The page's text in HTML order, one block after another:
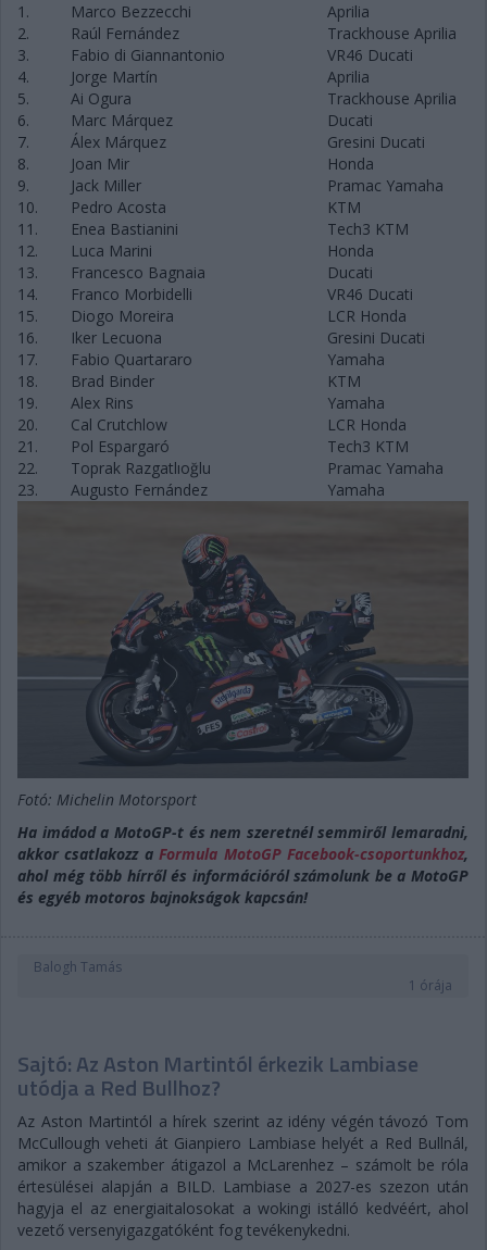
1.
Marco Bezzecchi
Aprilia
2.
Raúl Fernández
Trackhouse Aprilia
3.
Fabio di Giannantonio
VR46 Ducati
4.
Jorge Martín
Aprilia
5.
Ai Ogura
Trackhouse Aprilia
6.
Marc Márquez
Ducati
7.
Álex Márquez
Gresini Ducati
8.
Joan Mir
Honda
9.
Jack Miller
Pramac Yamaha
10.
Pedro Acosta
KTM
11.
Enea Bastianini
Tech3 KTM
12.
Luca Marini
Honda
13.
Francesco Bagnaia
Ducati
14.
Franco Morbidelli
VR46 Ducati
15.
Diogo Moreira
LCR Honda
16.
Iker Lecuona
Gresini Ducati
17.
Fabio Quartararo
Yamaha
18.
Brad Binder
KTM
19.
Alex Rins
Yamaha
20.
Cal Crutchlow
LCR Honda
21.
Pol Espargaró
Tech3 KTM
22.
Toprak Razgatlıoğlu
Pramac Yamaha
23.
Augusto Fernández Yamaha
Fotó: Michelin Motorsport
Ha imádod a MotoGP-t és nem szeretnél semmiről lemaradni,
akkor csatlakozz a Formula MotoGP Facebook-csoportunkhoz,
ahol még több hírről és információról számolunk be a MotoGP
és egyéb motoros bajnokságok kapcsán!
Balogh Tamás
1 órája
Sajtó: Az Aston Martintól érkezik Lambiase
utódja a Red Bullhoz?
Az Aston Martintól a hírek szerint az idény végén távozó Tom
McCullough veheti át Gianpiero Lambiase helyét a Red Bullnál,
amikor a szakember átigazol a McLarenhez – számolt be róla
értesülései alapján a BILD. Lambiase a 2027-es szezon után
hagyja el az energiaitalosokat a wokingi istálló kedvéért, ahol
vezető versenyigazgatóként fog tevékenykedni.